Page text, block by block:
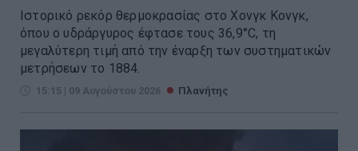
Ιστορικό ρεκόρ θερμοκρασίας στο Χονγκ Κονγκ,
όπου ο υδράργυρος έφτασε τους 36,9°C, τη
μεγαλύτερη τιμή από την έναρξη των συστηματικών
μετρήσεων το 1884.
15:15 | 09 Αυγούστου 2026 Πλανήτης